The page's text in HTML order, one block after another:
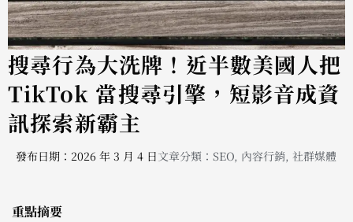
搜尋行為大洗牌！近半數美國人把
TikTok 當搜尋引擎，短影音成資
訊探索新霸主
發布日期：2026 年 3 月 4 日文章分類： SEO, 內容行銷, 社群媒體
重點摘要